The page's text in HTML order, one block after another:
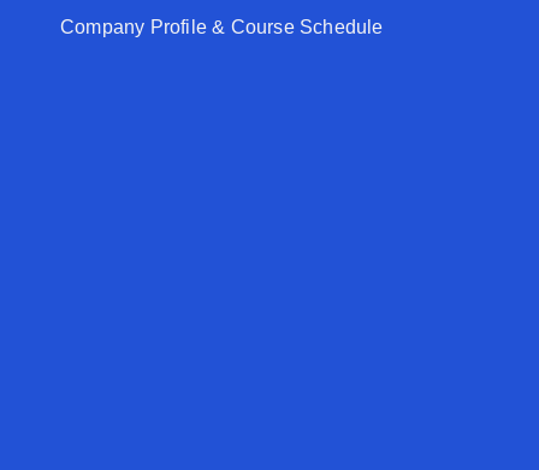
Company Profile & Course Schedule